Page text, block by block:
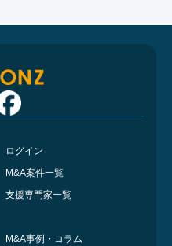
ログイン
M&A案件一覧
支援専門家一覧
M&A事例・コラム